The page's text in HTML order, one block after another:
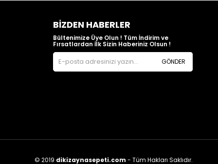
BIZDEN HABERLER
Bültenimize Üye Olun ! Tüm İndirim ve
Fırsatlardan İlk Sizin Haberiniz Olsun !
GÖNDER
© 2019 dikizaynasepeti.com - Tüm Hakları Saklıdır.